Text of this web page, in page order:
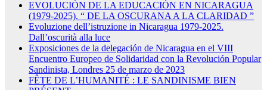
EVOLUCIÓN DE LA EDUCACIÓN EN NICARAGUA
(1979-2025). “ DE LA OSCURANA A LA CLARIDAD ”
Evoluzione dell’istruzione in Nicaragua 1979-2025.
Dall’oscurità alla luce
Exposiciones de la delegación de Nicaragua en el VIII
Encuentro Europeo de Solidaridad con la Revolución Popular
Sandinista, Londres 25 de marzo de 2023
FÊTE DE L’HUMANITÉ : LE SANDINISME BIEN